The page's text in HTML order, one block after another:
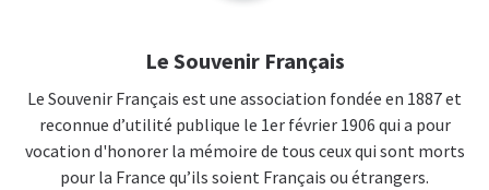
Le Souvenir Français
Le Souvenir Français est une association fondée en 1887 et
reconnue d’utilité publique le 1er février 1906 qui a pour
vocation d'honorer la mémoire de tous ceux qui sont morts
pour la France qu’ils soient Français ou étrangers.